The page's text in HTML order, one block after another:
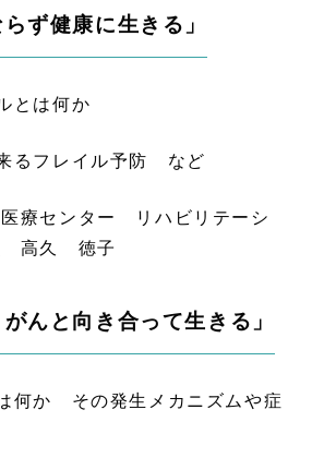
ず健康に生きる」
は何か
フレイル予防 など
療センター リハビリテーシ
高久 徳子
がんと向き合って生きる」
か その発生メカニズムや症